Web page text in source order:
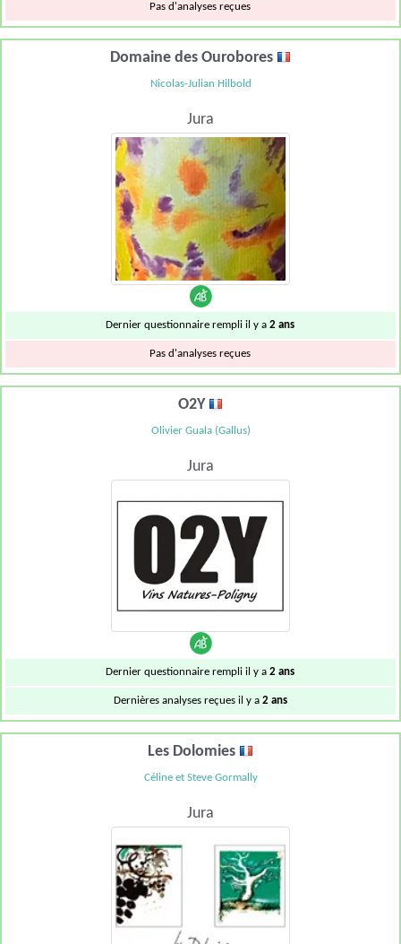
Pas d'analyses reçues
Domaine des Ourobores
Nicolas-Julian Hilbold
Jura
Dernier questionnaire rempli il y a2 ans
Pas d'analyses reçues
O2Y
Olivier Guala (Gallus)
Jura
Dernier questionnaire rempli il y a2 ans
Dernières analyses reçues il y a 2 ans
Les Dolomies
Céline et Steve Gormally
Jura